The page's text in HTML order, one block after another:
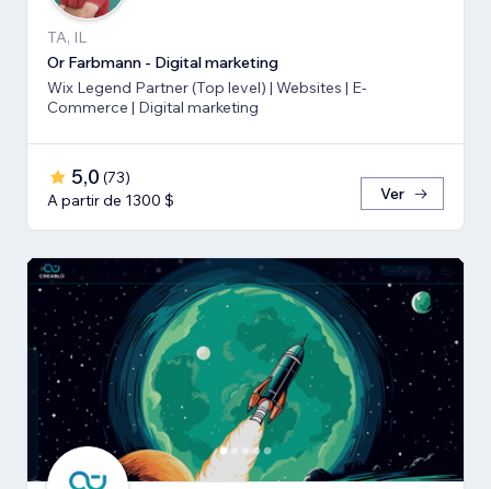
TA, IL
Or Farbmann - Digital marketing
Wix Legend Partner (Top level) | Websites | E-
Commerce | Digital marketing
5,0 (73)
A partir de 1300 $
Ver